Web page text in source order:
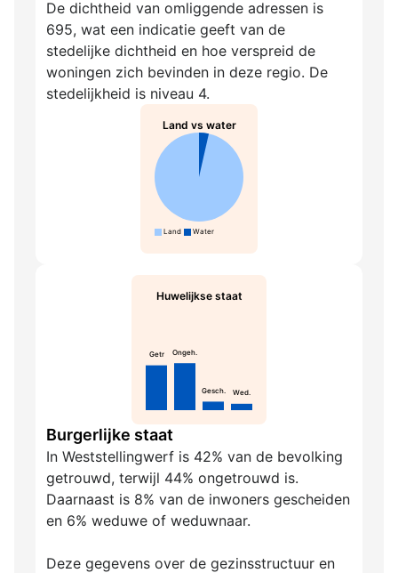
De dichtheid van omliggende adressen is
695, wat een indicatie geeft van de
stedelijke dichtheid en hoe verspreid de
woningen zich bevinden in deze regio. De
stedelijkheid is niveau 4.
Land vs water
Land Water
Huwelijkse staat
Getr Ongeh.
Gesch. Wed.
Burgerlijke staat
In Weststellingwerf is 42% van de bevolking
getrouwd, terwijl 44% ongetrouwd is.
Daarnaast is 8% van de inwoners gescheiden
en 6% weduwe of weduwnaar.
Deze gegevens over de gezinsstructuur en